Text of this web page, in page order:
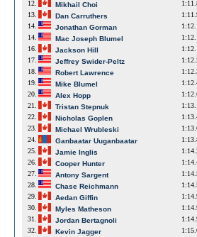
12.
Mikhail Choi
13.
Dan Carruthers
14.
Jonathan Gorman
14.
Mac Joseph Blumel
16.
Jackson Hill
17.
Jeffrey Swider-Peltz
18.
Robert Lawrence
19.
Mike Blumel
20.
Alex Hopp
21.
Tristan Stepnuk
22.
Nicholas Goplen
23.
Michael Wrubleski
24.
Ganbaatar Uuganbaatar
25.
Jamie Inglis
26.
Cooper Hunter
27.
Antony Sargent
28.
Chase Reichmann
29.
Aedan Giffin
30.
Myles Matheson
31.
Jordan Bertagnoli
32.
Kevin Jagger